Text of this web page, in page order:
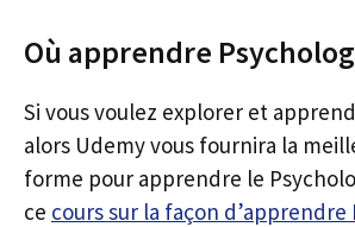
Où apprendre
Si vous voulez explorer et
alors Udemy vous fournira la
forme pour apprendre le
ce cours sur la façon d’apprendre